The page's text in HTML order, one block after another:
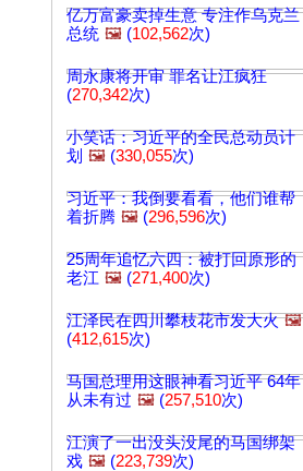
亿万富豪卖掉生意 专注作乌克兰
总统 🖼️ (102,562次)
周永康将开审 罪名让江疯狂
(270,342次)
小笑话：习近平的全民总动员计
划 🖼️ (330,055次)
习近平：我倒要看看，他们谁帮
着折腾 🖼️ (296,596次)
25周年追忆六四：被打回原形的
老江 🖼️ (271,400次)
江泽民在四川攀枝花市发大火 🖼️
(412,615次)
马国总理用这眼神看习近平 64年
从未有过 🖼️ (257,510次)
江演了一出没头没尾的马国绑架
戏 🖼️ (223,739次)